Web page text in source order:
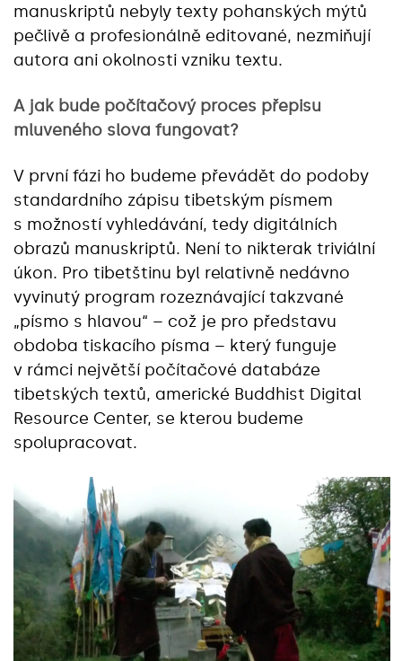
manuskriptů nebyly texty pohanských mýtů
pečlivě a profesionálně editované, nezmiňují
autora ani okolnosti vzniku textu.
A jak bude počítačový proces přepisu
mluveného slova fungovat?
V první fázi ho budeme převádět do podoby
standardního zápisu tibetským písmem
s možností vyhledávání, tedy digitálních
obrazů manuskriptů. Není to nikterak triviální
úkon. Pro tibetštinu byl relativně nedávno
vyvinutý program rozeznávající takzvané
„písmo s hlavou“ – což je pro představu
obdoba tiskacího písma – který funguje
v rámci největší počítačové databáze
tibetských textů, americké Buddhist Digital
Resource Center, se kterou budeme
spolupracovat.